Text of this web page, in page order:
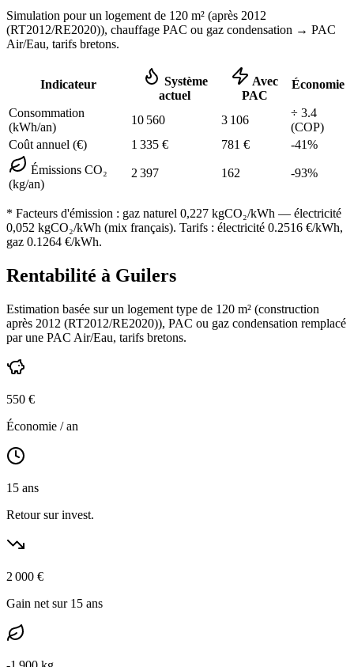
Simulation pour un logement de 120 m² (après 2012
(RT2012/RE2020)), chauffage PAC ou gaz condensation → PAC
Air/Eau, tarifs bretons.
Indicateur
Système
actuel
Avec
PAC
Économie
Consommation
(kWh/an)
10 560 3 106
÷ 3.4
(COP)
Coût annuel (€)
1 335 € 781 € -41%
Émissions CO₂
(kg/an)
2 397 162 -93%
* Facteurs d'émission : gaz naturel 0,227 kgCO₂/kWh — électricité
0,052 kgCO₂/kWh (mix français). Tarifs : électricité 0.2516 €/kWh,
gaz 0.1264 €/kWh.
Rentabilité à Guilers
Estimation basée sur un logement type de 120 m² (construction
après 2012 (RT2012/RE2020)), PAC ou gaz condensation remplacé
par une PAC Air/Eau, tarifs bretons.
550 €
Économie / an
15 ans
Retour sur invest.
2 000 €
Gain net sur 15 ans